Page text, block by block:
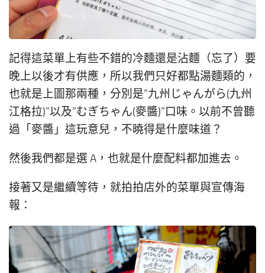
記得這菜單上有些不錯的冷麵還是沾麵（忘了）要
晚上以後才有供應，所以我們只好都點湯麵類的，
也就是上圖那兩種，分別是”九州じゃんがら(九州
江格拉)”以及”むぎちゃん(麥醬)”口味。以前不曾聽
過「麥醬」這玩意兒，不曉得是什麼味道？
然後我們都是選 A，也就是什麼配料都加進去。
接著又是繼續等待，就拍拍店外的菜單與宣傳海
報：